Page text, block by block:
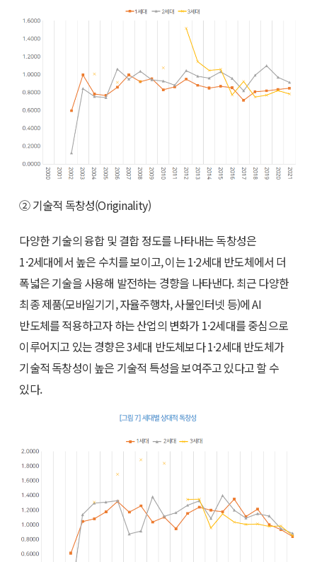
② 기술적 독창성(Originality)
다양한 기술의 융합 및 결합 정도를 나타내는 독창성은
1·2세대에서 높은 수치를 보이고, 이는 1·2세대 반도체에서 더
폭넓은 기술을 사용해 발전하는 경향을 나타낸다. 최근 다양한
최종 제품(모바일기기, 자율주행차, 사물인터넷 등)에 AI
반도체를 적용하고자 하는 산업의 변화가 1·2세대를 중심으로
이루어지고 있는 경향은 3세대 반도체보다 1·2세대 반도체가
기술적 독창성이 높은 기술적 특성을 보여주고 있다고 할 수
있다.